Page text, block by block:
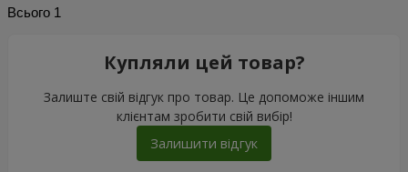
Всього 1
Купляли цей товар?
Залиште свій відгук про товар. Це допоможе іншим
клієнтам зробити свій вибір!
Залишити відгук